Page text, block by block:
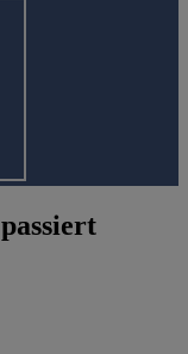
passiert